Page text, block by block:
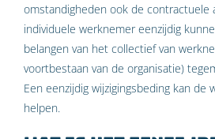
omstandigheden ook de contractuele
individuele werknemer eenzijdig
belangen van het collectief van
voortbestaan van de organisatie)
Een eenzijdig wijzigingsbeding kan de
helpen.